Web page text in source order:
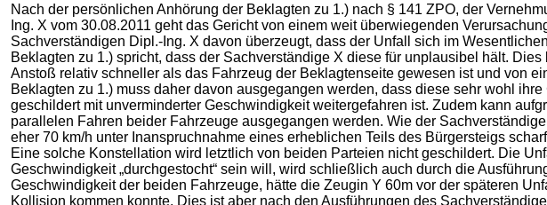
Nach der persönlichen Anhörung der Beklagten zu 1.) nach § 141 ZPO, der
Ing. X vom 30.08.2011 geht das Gericht von einem weit überwiegenden
Sachverständigen Dipl.-Ing. X davon überzeugt, dass der Unfall sich im
Beklagten zu 1.) spricht, dass der Sachverständige X diese für unplausibel hält.
Anstoß relativ schneller als das Fahrzeug der Beklagtenseite gewesen ist und von
Beklagten zu 1.) muss daher davon ausgegangen werden, dass diese sehr wohl
geschildert mit unverminderter Geschwindigkeit weitergefahren ist. Zudem kann
parallelen Fahren beider Fahrzeuge ausgegangen werden. Wie der
eher 70 km/h unter Inanspruchnahme eines erheblichen Teils des Bürgersteigs
Eine solche Konstellation wird letztlich von beiden Parteien nicht geschildert. Die
Geschwindigkeit „durchgestocht“ sein will, wird schließlich auch durch die
Geschwindigkeit der beiden Fahrzeuge, hätte die Zeugin Y 60m vor der späteren
Kollision kommen konnte. Dies ist aber nach den Ausführungen des